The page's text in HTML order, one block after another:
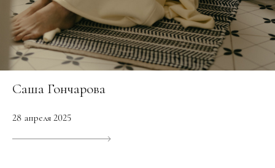
Саша Гончарова
28 апреля 2025